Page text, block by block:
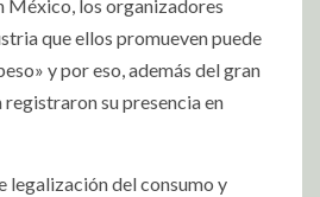
México, los organizadores
que ellos promueven puede
y por eso, además del gran
registraron su presencia en
legalización del consumo y